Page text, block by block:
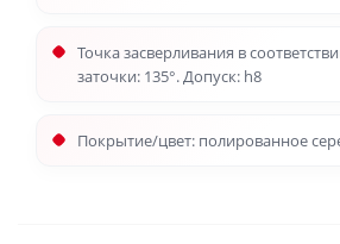
Точка засверливания в
заточки: 135°. Допуск: h8
Покрытие/цвет: полированное